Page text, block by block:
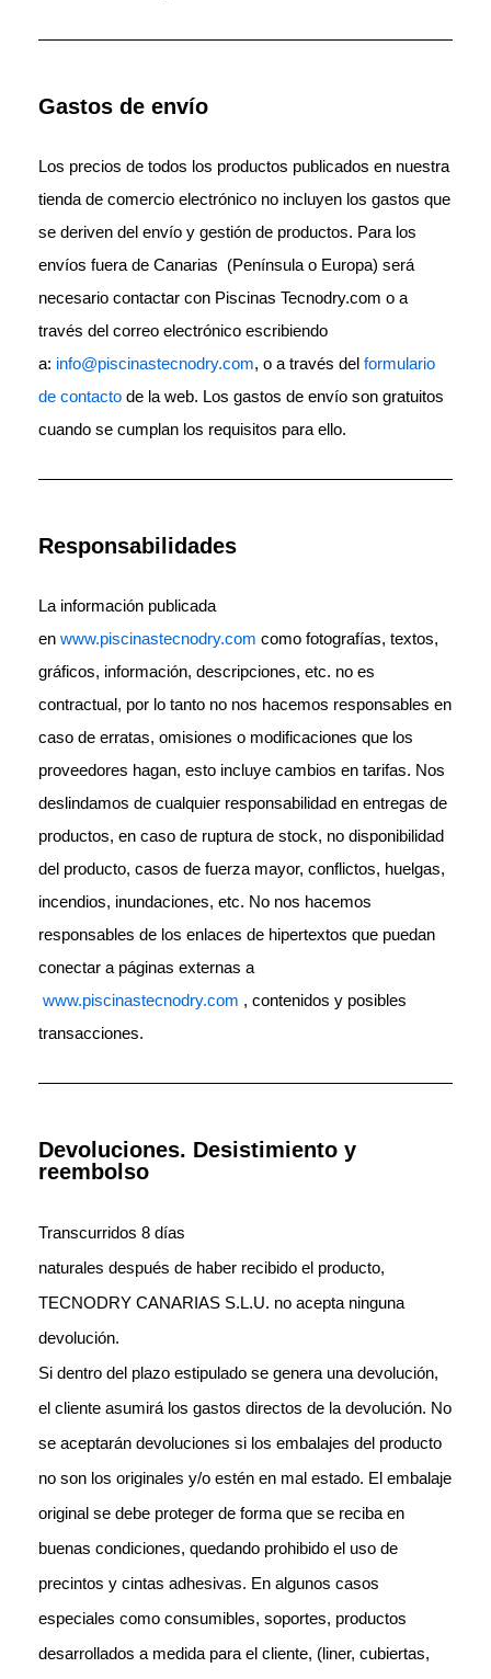
Gastos de envío
Los precios de todos los productos publicados en nuestra
tienda de comercio electrónico no incluyen los gastos que
se deriven del envío y gestión de productos. Para los
envíos fuera de Canarias (Península o Europa) será
necesario contactar con Piscinas Tecnodry.com o a
través del correo electrónico escribiendo
a: info@piscinastecnodry.com, o a través del formulario
de contacto de la web. Los gastos de envío son gratuitos
cuando se cumplan los requisitos para ello.
Responsabilidades
La información publicada
en www.piscinastecnodry.com como fotografías, textos,
gráficos, información, descripciones, etc. no es
contractual, por lo tanto no nos hacemos responsables en
caso de erratas, omisiones o modificaciones que los
proveedores hagan, esto incluye cambios en tarifas. Nos
deslindamos de cualquier responsabilidad en entregas de
productos, en caso de ruptura de stock, no disponibilidad
del producto, casos de fuerza mayor, conflictos, huelgas,
incendios, inundaciones, etc. No nos hacemos
responsables de los enlaces de hipertextos que puedan
conectar a páginas externas a
www.piscinastecnodry.com , contenidos y posibles
transacciones.
Devoluciones. Desistimiento y
reembolso
Transcurridos 8 días
naturales después de haber recibido el producto,
TECNODRY CANARIAS S.L.U. no acepta ninguna
devolución.
Si dentro del plazo estipulado se genera una devolución,
el cliente asumirá los gastos directos de la devolución. No
se aceptarán devoluciones si los embalajes del producto
no son los originales y/o estén en mal estado. El embalaje
original se debe proteger de forma que se reciba en
buenas condiciones, quedando prohibido el uso de
precintos y cintas adhesivas. En algunos casos
especiales como consumibles, soportes, productos
desarrollados a medida para el cliente, (liner, cubiertas,